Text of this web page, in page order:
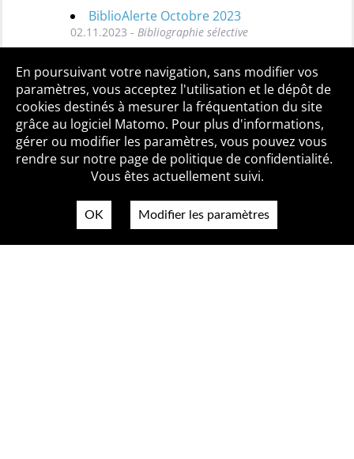
BiblioAlerte Octobre 2023
02.11.2023 - Bibliographie sélective
Toutes les BiblioAlertes
Qui sommes-nous ? Mentions légales
Accessibilité
Politique de confidentialité
Contact
En poursuivant votre navigation, sans modifier vos
paramètres, vous acceptez l'utilisation et le dépôt de
cookies destinés à mesurer la fréquentation du site
grâce au logiciel Matomo. Pour plus d'informations,
gérer ou modifier les paramètres, vous pouvez vous
rendre sur notre page de politique de confidentialité.
Vous êtes actuellement suivi.
OK Modifier les paramètres